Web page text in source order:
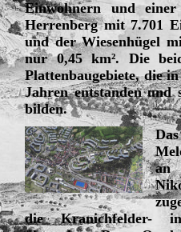
Einwohnern und
Herrenberg mit 7.701
und der Wiesenhügel
nur 0,45 km². Die
Plattenbaugebiete, die
Jahren entstanden und
bilden.
an
die Kranichfelder-